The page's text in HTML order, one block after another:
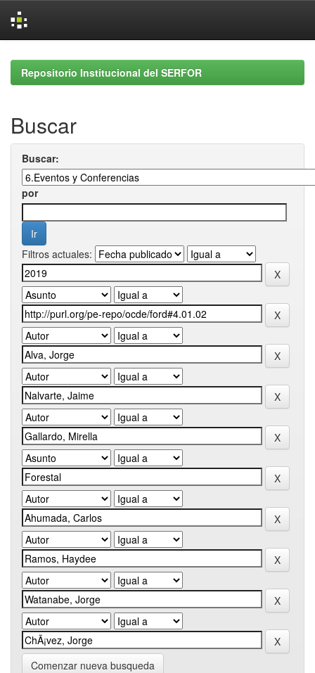
navigationRepositorio Institucional del SERFOR
Buscar
Buscar:
por
Filtros actuales:
Comenzar nueva busqueda